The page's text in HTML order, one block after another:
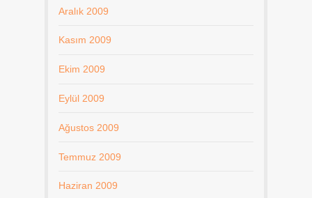
Aralık 2009
Kasım 2009
Ekim 2009
Eylül 2009
Ağustos 2009
Temmuz 2009
Haziran 2009